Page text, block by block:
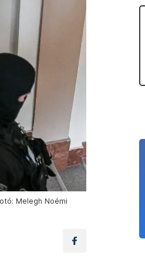
Melegh Noémi